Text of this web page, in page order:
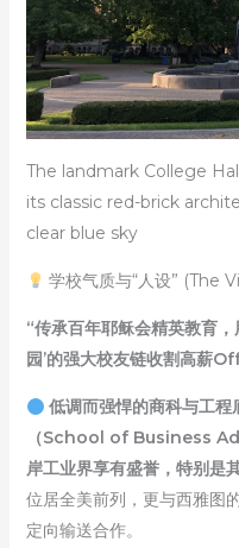
The landmark College
its classic red-brick
clear blue sky
学校气质与“人设” (The
“传承百年耶稣会精英教育
园’的强大校友链收割高薪
低调而强悍的商科与工程
（School of Business
岸工业界享有盛誉，特别是
位居全美前列，更与西雅图
定向输送合作。